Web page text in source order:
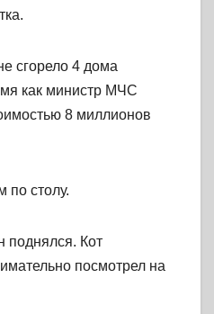
сгорело 4 дома
как министр МЧС
8 миллионов
по столу.
поднялся. Кот
посмотрел на